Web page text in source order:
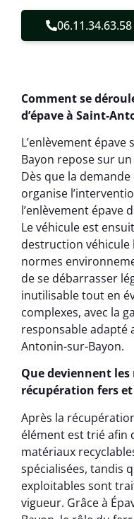
06.11.34.63.58
Comment se
d’épave à Saint-
L’enlèvement
Bayon repose sur
Dès que la
organise
l’enlèvement épave
Le véhicule est
destruction véhicule
normes
de se débarrasser
inutilisable tout en
complexes, avec la
responsable adapté
Antonin-sur-Bayon.
Que deviennent
récupération fers
Après la
élément est trié afin
matériaux
spécialisées, tandis
exploitables sont
vigueur. Grâce à